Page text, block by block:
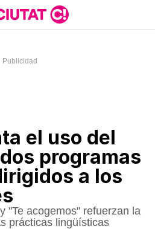
el uso del
programas
a los
"Te acogemos" refuerzan la
prácticas lingüísticas